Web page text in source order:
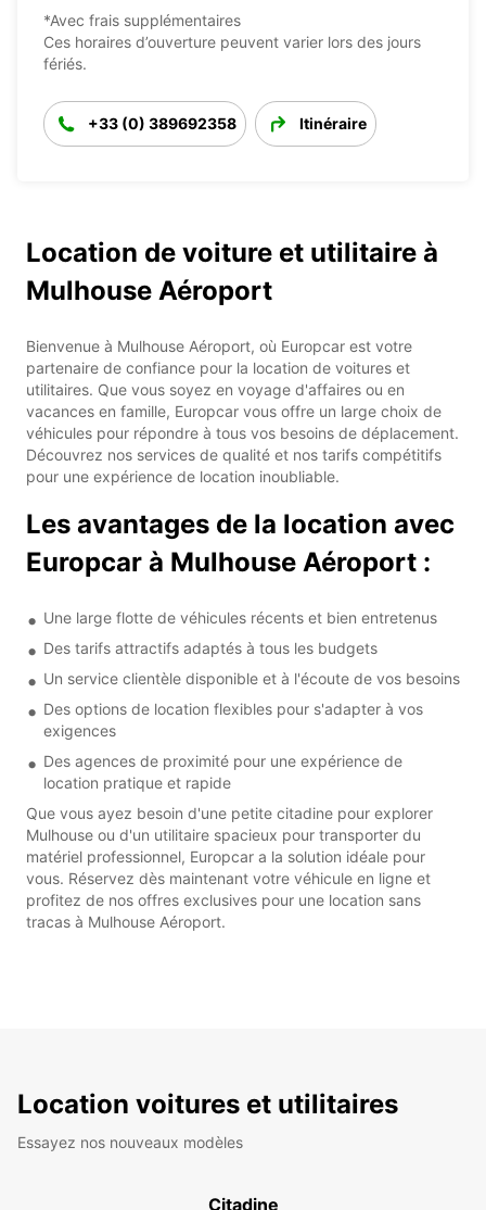
*Avec frais supplémentaires
Ces horaires d’ouverture peuvent varier lors des jours
fériés.
+33 (0) 389692358 Itinéraire
Location de voiture et utilitaire à
Mulhouse Aéroport
Bienvenue à Mulhouse Aéroport, où Europcar est votre
partenaire de confiance pour la location de voitures et
utilitaires. Que vous soyez en voyage d'affaires ou en
vacances en famille, Europcar vous offre un large choix de
véhicules pour répondre à tous vos besoins de déplacement.
Découvrez nos services de qualité et nos tarifs compétitifs
pour une expérience de location inoubliable.
Les avantages de la location avec
Europcar à Mulhouse Aéroport :
Une large flotte de véhicules récents et bien entretenus
Des tarifs attractifs adaptés à tous les budgets
Un service clientèle disponible et à l'écoute de vos besoins
Des options de location flexibles pour s'adapter à vos
exigences
Des agences de proximité pour une expérience de
location pratique et rapide
Que vous ayez besoin d'une petite citadine pour explorer
Mulhouse ou d'un utilitaire spacieux pour transporter du
matériel professionnel, Europcar a la solution idéale pour
vous. Réservez dès maintenant votre véhicule en ligne et
profitez de nos offres exclusives pour une location sans
tracas à Mulhouse Aéroport.
Location voitures et utilitaires
Essayez nos nouveaux modèles
Citadine